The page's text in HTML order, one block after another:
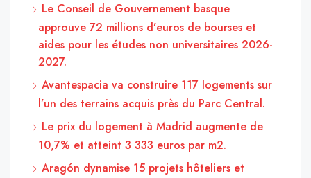
Le Conseil de Gouvernement basque
approuve 72 millions d’euros de bourses et
aides pour les études non universitaires 2026-
2027.
Avantespacia va construire 117 logements sur
l’un des terrains acquis près du Parc Central.
Le prix du logement à Madrid augmente de
10,7% et atteint 3 333 euros par m2.
Aragón dynamise 15 projets hôteliers et